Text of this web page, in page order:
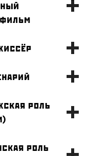
роль
роль